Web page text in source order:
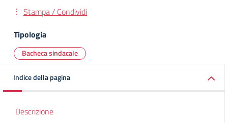
Stampa / Condividi
Tipologia
Bacheca sindacale
Indice della pagina
Descrizione